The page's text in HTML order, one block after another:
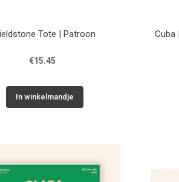
Tote | Patroon
€15.45
In winkelmandje
Cuba